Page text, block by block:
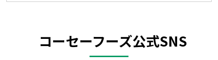
コーセーフーズ公式SNS